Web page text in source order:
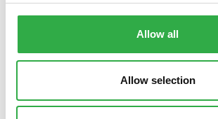
Allow all
Allow selection